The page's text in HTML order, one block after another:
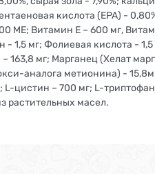
кислота (EPA) -
МЕ; Витамин Е – 600 мг,
1,5 мг; Фолиевая кислота - 1,5
163,8 мг; Mарганец (Xелат
аналога метионина) -
цистин – 700 мг; L-
растительных масел.